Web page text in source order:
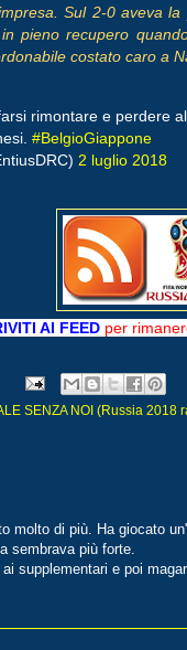
Sul 2-0 aveva
pieno recupero
costato caro a
rimontare e perdere
#BelgioGiappone
2 luglio 2018
AI FEED per
SENZA NOI (Russia
molto di più. Ha giocato
sembrava più forte.
supplementari e poi